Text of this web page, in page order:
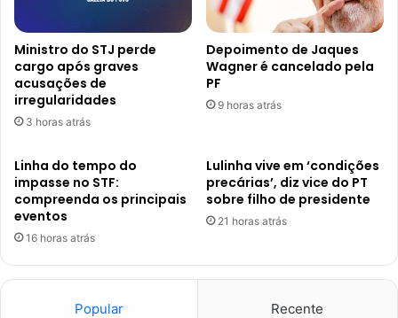
Ministro do STJ perde
cargo após graves
acusações de
irregularidades
3 horas atrás
Depoimento de Jaques
Wagner é cancelado pela
PF
9 horas atrás
Linha do tempo do
impasse no STF:
compreenda os principais
eventos
16 horas atrás
Lulinha vive em ‘condições
precárias’, diz vice do PT
sobre filho de presidente
21 horas atrás
Popular Recente